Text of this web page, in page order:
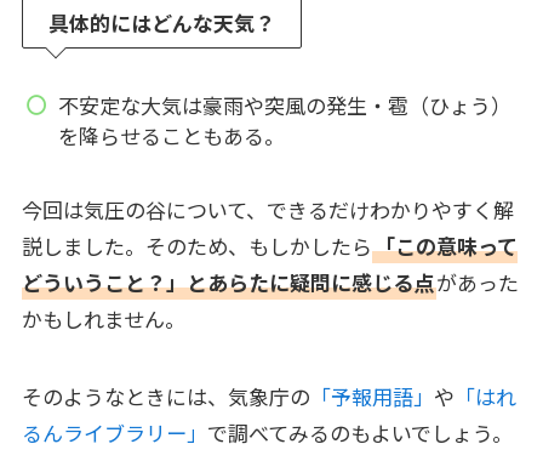
具体的にはどんな天気？
不安定な大気は豪雨や突風の発生・雹（ひょう）
を降らせることもある。
今回は気圧の谷について、できるだけわかりやすく解
説しました。そのため、もしかしたら「この意味って
どういうこと？」とあらたに疑問に感じる点があった
かもしれません。
そのようなときには、気象庁の 「予報用語」 や 「はれ
るんライブラリー」 で調べてみるのもよいでしょう。